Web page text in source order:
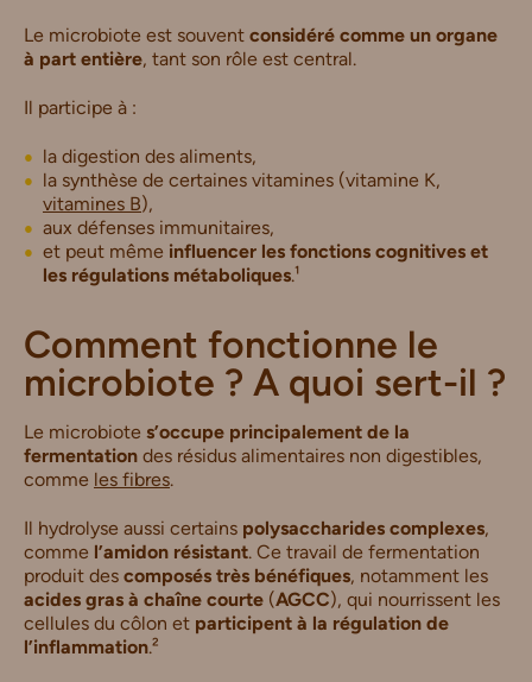
Le microbiote est souvent considéré comme un organe
à part entière, tant son rôle est central.
Il participe à :
la digestion des aliments,
la synthèse de certaines vitamines (vitamine K,
vitamines B),
aux défenses immunitaires,
et peut même influencer les fonctions cognitives et
les régulations métaboliques.¹
Comment fonctionne le
microbiote ? A quoi sert-il ?
Le microbiote s’occupe principalement de la
fermentation des résidus alimentaires non digestibles,
comme les fibres.
Il hydrolyse aussi certains polysaccharides complexes,
comme l’amidon résistant. Ce travail de fermentation
produit des composés très bénéfiques, notamment les
acides gras à chaîne courte (AGCC), qui nourrissent les
cellules du côlon et participent à la régulation de
l’inflammation.²